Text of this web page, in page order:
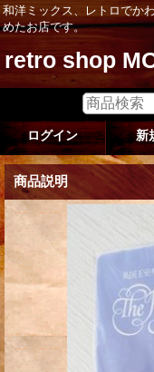
和洋ミックス、レトロでか
めたお店です。
retro shop
ログイン 新
商品説明